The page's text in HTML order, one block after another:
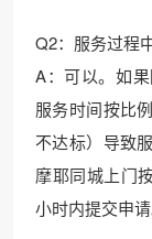
Q2：服务过程
A：可以。如
服务时间按比
不达标）导致
摩耶同城上门
小时内提交申请